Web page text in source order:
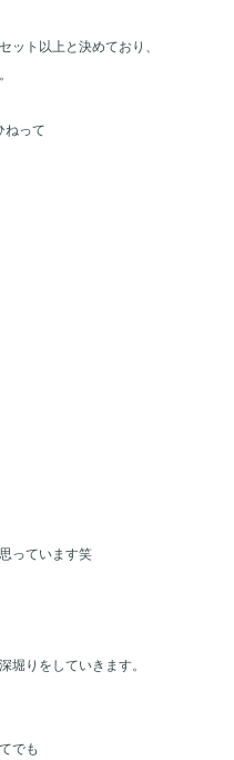
ット以上と決めており、
ねって
っています笑
堀りをしていきます。
でも